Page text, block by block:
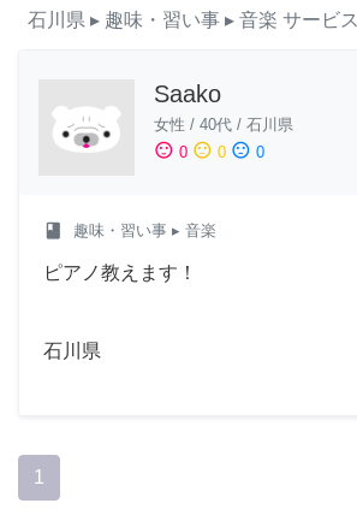
石川県 ▸ 趣味・習い事 ▸ 音楽 サービス
Saako
女性 / 40代 / 石川県
sentiment_satisfied 0 sentiment_neutral 0 sentiment_dissatisfied 0
class 趣味・習い事 ▸ 音楽
ピアノ教えます！
石川県
1